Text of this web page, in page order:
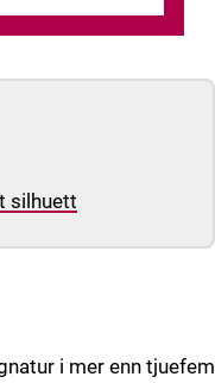
silhuett
i mer enn tjuefem